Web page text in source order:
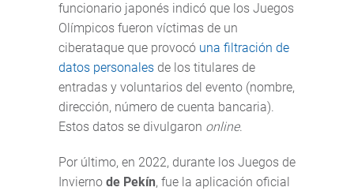
funcionario japonés indicó que los Juegos
Olímpicos fueron víctimas de un
ciberataque que provocó una filtración de
datos personales de los titulares de
entradas y voluntarios del evento (nombre,
dirección, número de cuenta bancaria).
Estos datos se divulgaron online.
Por último, en 2022, durante los Juegos de
Invierno de Pekín, fue la aplicación oficial